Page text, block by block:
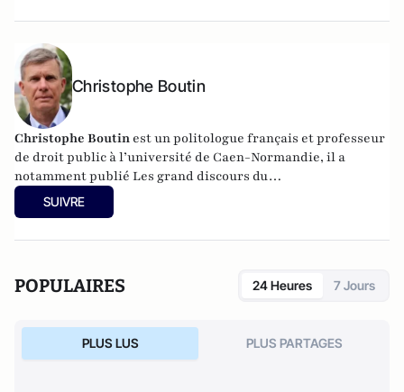
Paris.
Christophe Boutin
Christophe Boutin est un politologue français et professeur
de droit public à l’université de Caen-Normandie, il a
notamment publié Les grand discours du
XXe siècle(Flammarion 2009) et co-dirigé
du conservatisme
SUIVRE
POPULAIRES 24 Heures 7 Jours
PLUS LUS PLUS PARTAGES